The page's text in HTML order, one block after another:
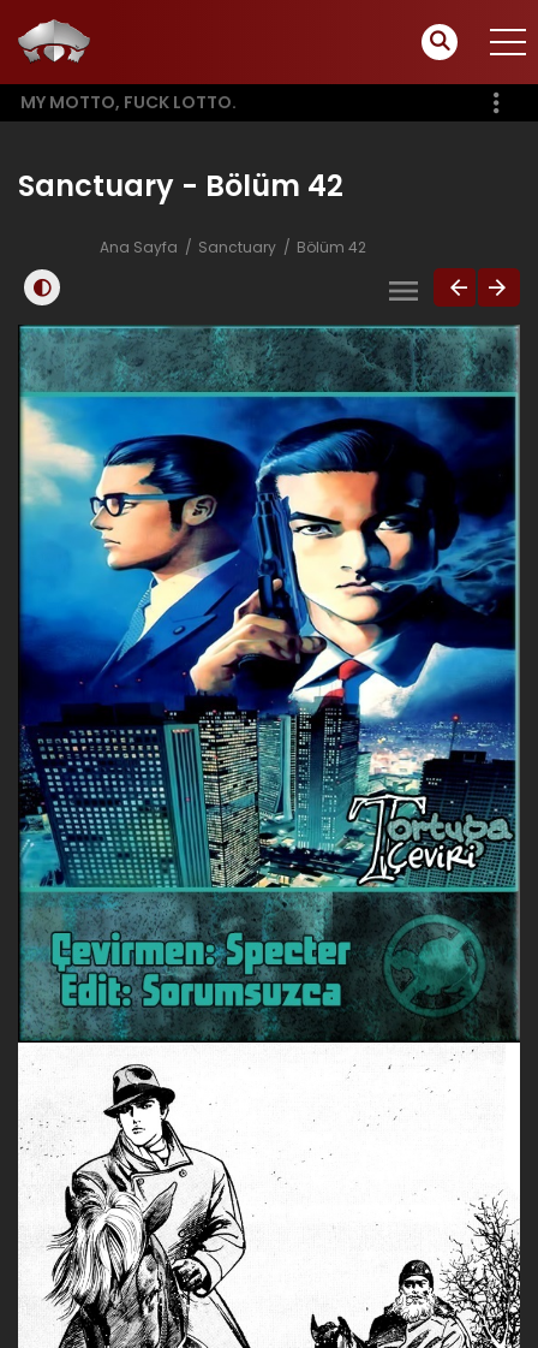
MY MOTTO, FUCK LOTTO.
Sanctuary - Bölüm 42
Ana Sayfa Sanctuary Bölüm 42